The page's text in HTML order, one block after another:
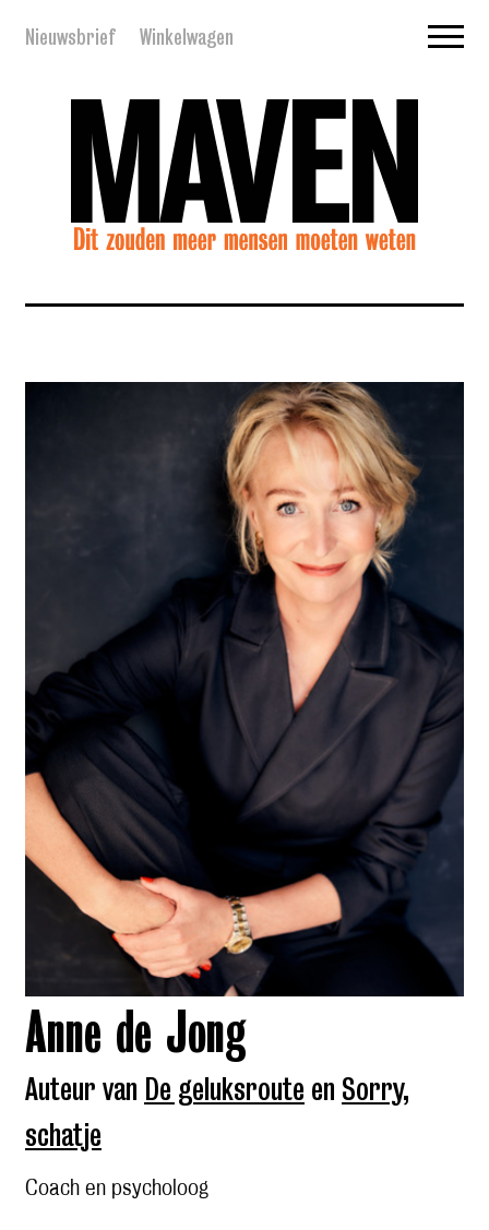
Nieuwsbrief Winkelwagen
Anne de Jong
Auteur van De geluksroute en Sorry,
schatje
Coach en psycholoog